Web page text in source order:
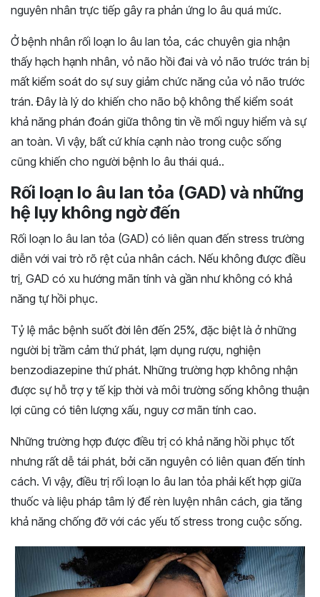
nguyên nhân trực tiếp gây ra phản ứng lo âu quá mức.
Ở bệnh nhân rối loạn lo âu lan tỏa, các chuyên gia nhận
thấy hạch hạnh nhân, vỏ não hồi đai và vỏ não trước trán bị
mất kiểm soát do sự suy giảm chức năng của vỏ não trước
trán. Đây là lý do khiến cho não bộ không thể kiểm soát
khả năng phán đoán giữa thông tin về mối nguy hiểm và sự
an toàn. Vì vậy, bất cứ khía cạnh nào trong cuộc sống
cũng khiến cho người bệnh lo âu thái quá..
Rối loạn lo âu lan tỏa (GAD) và những
hệ lụy không ngờ đến
Rối loạn lo âu lan tỏa (GAD) có liên quan đến stress trường
diễn với vai trò rõ rệt của nhân cách. Nếu không được điều
trị, GAD có xu hướng mãn tính và gần như không có khả
năng tự hồi phục.
Tỷ lệ mắc bệnh suốt đời lên đến 25%, đặc biệt là ở những
người bị trầm cảm thứ phát, lạm dụng rượu, nghiện
benzodiazepine thứ phát. Những trường hợp không nhận
được sự hỗ trợ y tế kịp thời và môi trường sống không thuận
lợi cũng có tiên lượng xấu, nguy cơ mãn tính cao.
Những trường hợp được điều trị có khả năng hồi phục tốt
nhưng rất dễ tái phát, bởi căn nguyên có liên quan đến tính
cách. Vì vậy, điều trị rối loạn lo âu lan tỏa phải kết hợp giữa
thuốc và liệu pháp tâm lý để rèn luyện nhân cách, gia tăng
khả năng chống đỡ với các yếu tố stress trong cuộc sống.